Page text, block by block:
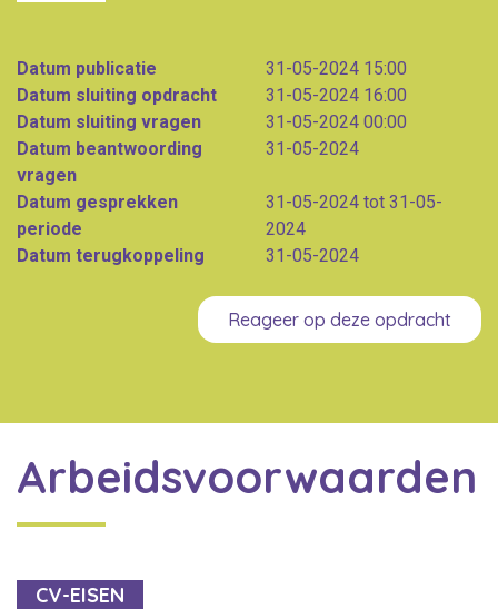
Datum publicatie
31-05-2024 15:00
Datum sluiting opdracht
31-05-2024 16:00
Datum sluiting vragen
31-05-2024 00:00
Datum beantwoording
vragen
31-05-2024
Datum gesprekken
periode
31-05-2024 tot 31-05-
2024
Datum terugkoppeling
31-05-2024
Reageer op deze opdracht
Arbeidsvoorwaarden
CV-EISEN